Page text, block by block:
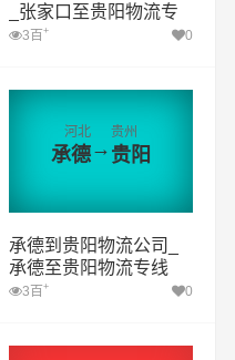
_张家口至贵阳物流专
线3百 + 0
河北
承德→
贵州
贵阳
承德到贵阳物流公司_
承德至贵阳物流专线
3百+ 0